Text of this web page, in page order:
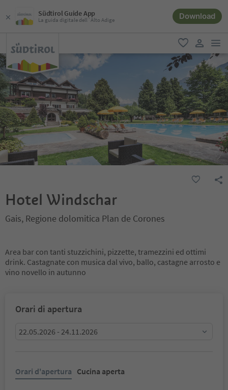
Südtirol Guide App
La guida digitale dell´Alto Adige Download
favoriti
user link
Hotel Windschar
Gais, Regione dolomitica Plan de Corones
Area bar con tanti stuzzichini, pizzette, tramezzini ed ottimi
drink. Castagnate con musica dal vivo, ballo, castagne arrosto e
vino novello in autunno
Orari di apertura
22.05.2026 - 24.11.2026
Orari d'apertura Cucina aperta